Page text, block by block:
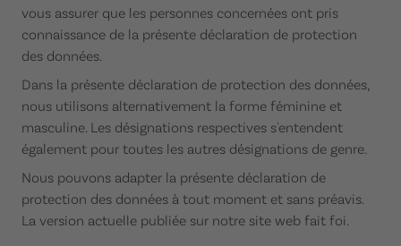
vous assurer que les personnes concernées ont pris
connaissance de la présente déclaration de protection
des données.
Dans la présente déclaration de protection des données,
nous utilisons alternativement la forme féminine et
masculine. Les désignations respectives s'entendent
également pour toutes les autres désignations de genre.
Nous pouvons adapter la présente déclaration de
protection des données à tout moment et sans préavis.
La version actuelle publiée sur notre site web fait foi.